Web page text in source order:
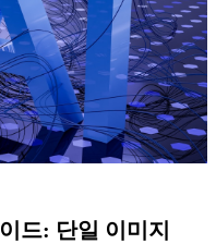
드: 단일 이미지